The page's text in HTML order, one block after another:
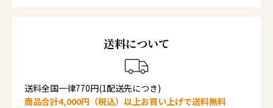
送料について
送料全国一律770円(1配送先につき)
商品合計4,000円（税込）以上お買い上げで送料無料